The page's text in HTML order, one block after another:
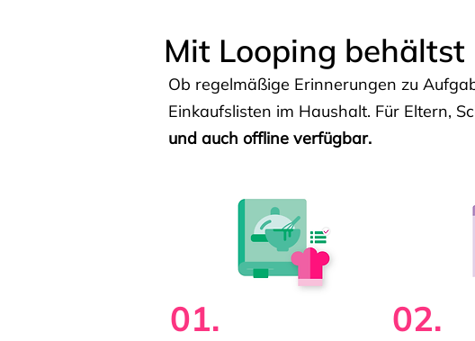
Mit Looping
Ob regelmäßige Erinnerungen zu
Einkaufslisten im Haushalt. Für Eltern,
und auch offline verfügbar.
01. 02.